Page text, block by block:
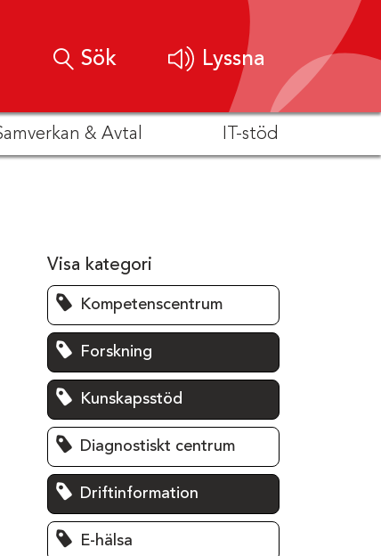
Sök Lyssna
& Avtal IT-stöd
Visa kategori
Kompetenscentrum
Forskning
Kunskapsstöd
Diagnostiskt centrum
Driftinformation
E-hälsa